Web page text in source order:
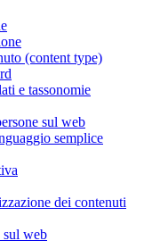
(content type)
e tassonomie
sul web
semplice
dei contenuti
sul web